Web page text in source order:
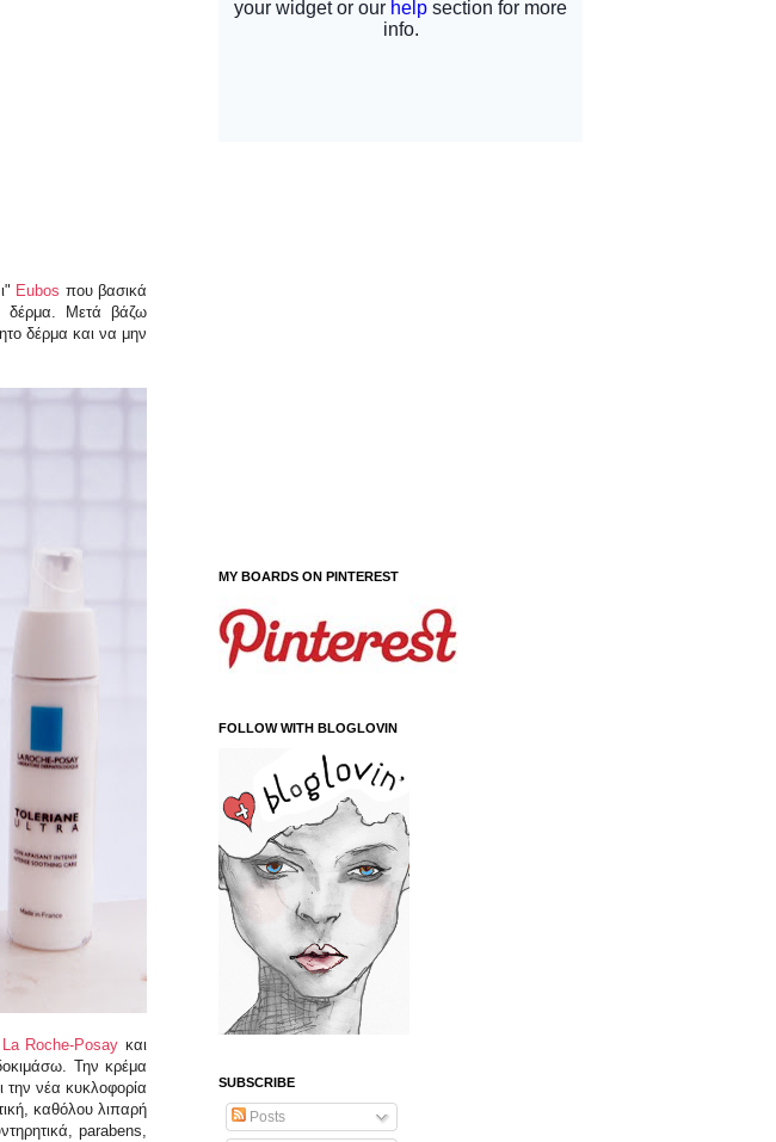
Eubos που βασικά
δέρμα. Μετά βάζω
δέρμα και να μην
La Roche-Posay και
Την κρέμα
νέα κυκλοφορία
καθόλου λιπαρή
parabens,
MY BOARDS ON PINTEREST
FOLLOW WITH BLOGLOVIN
SUBSCRIBE
Posts